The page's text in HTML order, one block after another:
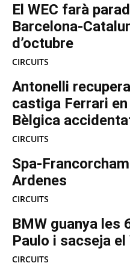
El WEC farà
Barcelona-
d’octubre
CIRCUITS
Antonelli
castiga Ferrari
Bèlgica
CIRCUITS
Spa-
Ardenes
CIRCUITS
BMW guanya les
Paulo i sacseja el
CIRCUITS